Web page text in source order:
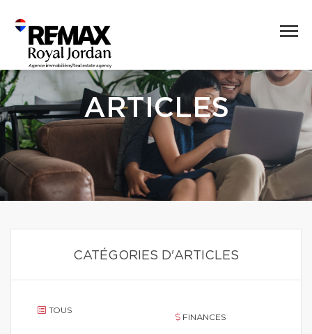
ARTICLES
CATÉGORIES D'ARTICLES
TOUS
FINANCES